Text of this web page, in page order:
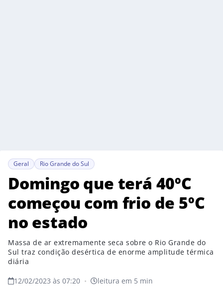
Geral Rio Grande do Sul
Domingo que terá 40ºC
começou com frio de 5ºC
no estado
Massa de ar extremamente seca sobre o Rio Grande do
Sul traz condição desértica de enorme amplitude térmica
diária
12/02/2023 às 07:20 • leitura em 5 min